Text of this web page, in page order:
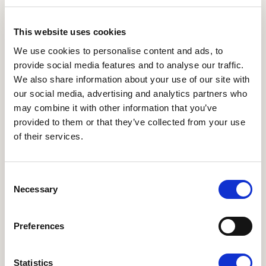
This website uses cookies
We use cookies to personalise content and ads, to
provide social media features and to analyse our traffic.
We also share information about your use of our site with
our social media, advertising and analytics partners who
may combine it with other information that you’ve
provided to them or that they’ve collected from your use
of their services.
Selection
Necessary
Preferences
Statistics
Næstforperson, Udviklingspolitisk udvalg
Jesper Saxgren
+4542261951
Mine primære kvalifikationer og væsentligste
områderne miljø/økologi, projektudvikling,
projektarbejde. Har arbejdet som konsulent,
rådgiver og projektudvikler med agro-økologiske